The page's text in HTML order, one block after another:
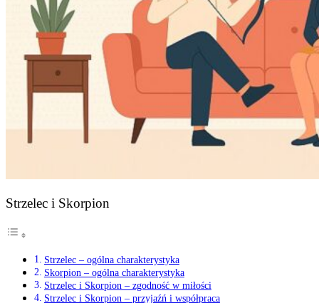
Strzelec i Skorpion
Strzelec – ogólna charakterystyka
Skorpion – ogólna charakterystyka
Strzelec i Skorpion – zgodność w miłości
Strzelec i Skorpion – przyjaźń i współpraca